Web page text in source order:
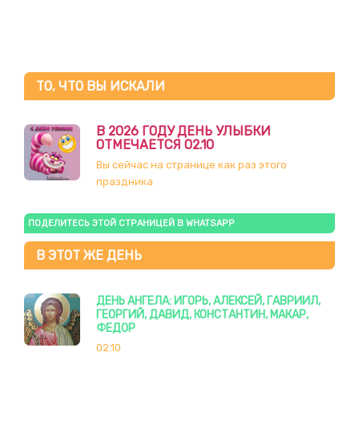
ТО, ЧТО ВЫ ИСКАЛИ
В 2026 ГОДУ ДЕНЬ УЛЫБКИ
ОТМЕЧАЕТСЯ 02.10
Вы сейчас на странице как раз этого
праздника
ПОДЕЛИТЕСЬ ЭТОЙ СТРАНИЦЕЙ В WHATSAPP
В ЭТОТ ЖЕ ДЕНЬ
ДЕНЬ АНГЕЛА: ИГОРЬ, АЛЕКСЕЙ, ГАВРИИЛ,
ГЕОРГИЙ, ДАВИД, КОНСТАНТИН, МАКАР,
ФЕДОР
02.10